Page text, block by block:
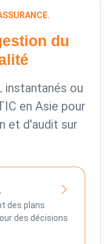
du
instantanés ou
en Asie pour
et d'audit sur
des plans
des décisions